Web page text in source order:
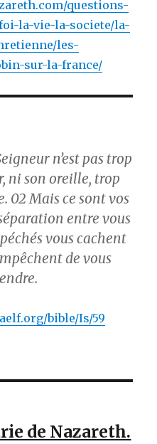
questions-
la-vie-la-societe/la-
les-
sur-la-france/
n’est pas trop
ni son oreille, trop
02Mais ce sont vos
entre vous
vous cachent
de vous
bible/Is/59
de Nazareth.